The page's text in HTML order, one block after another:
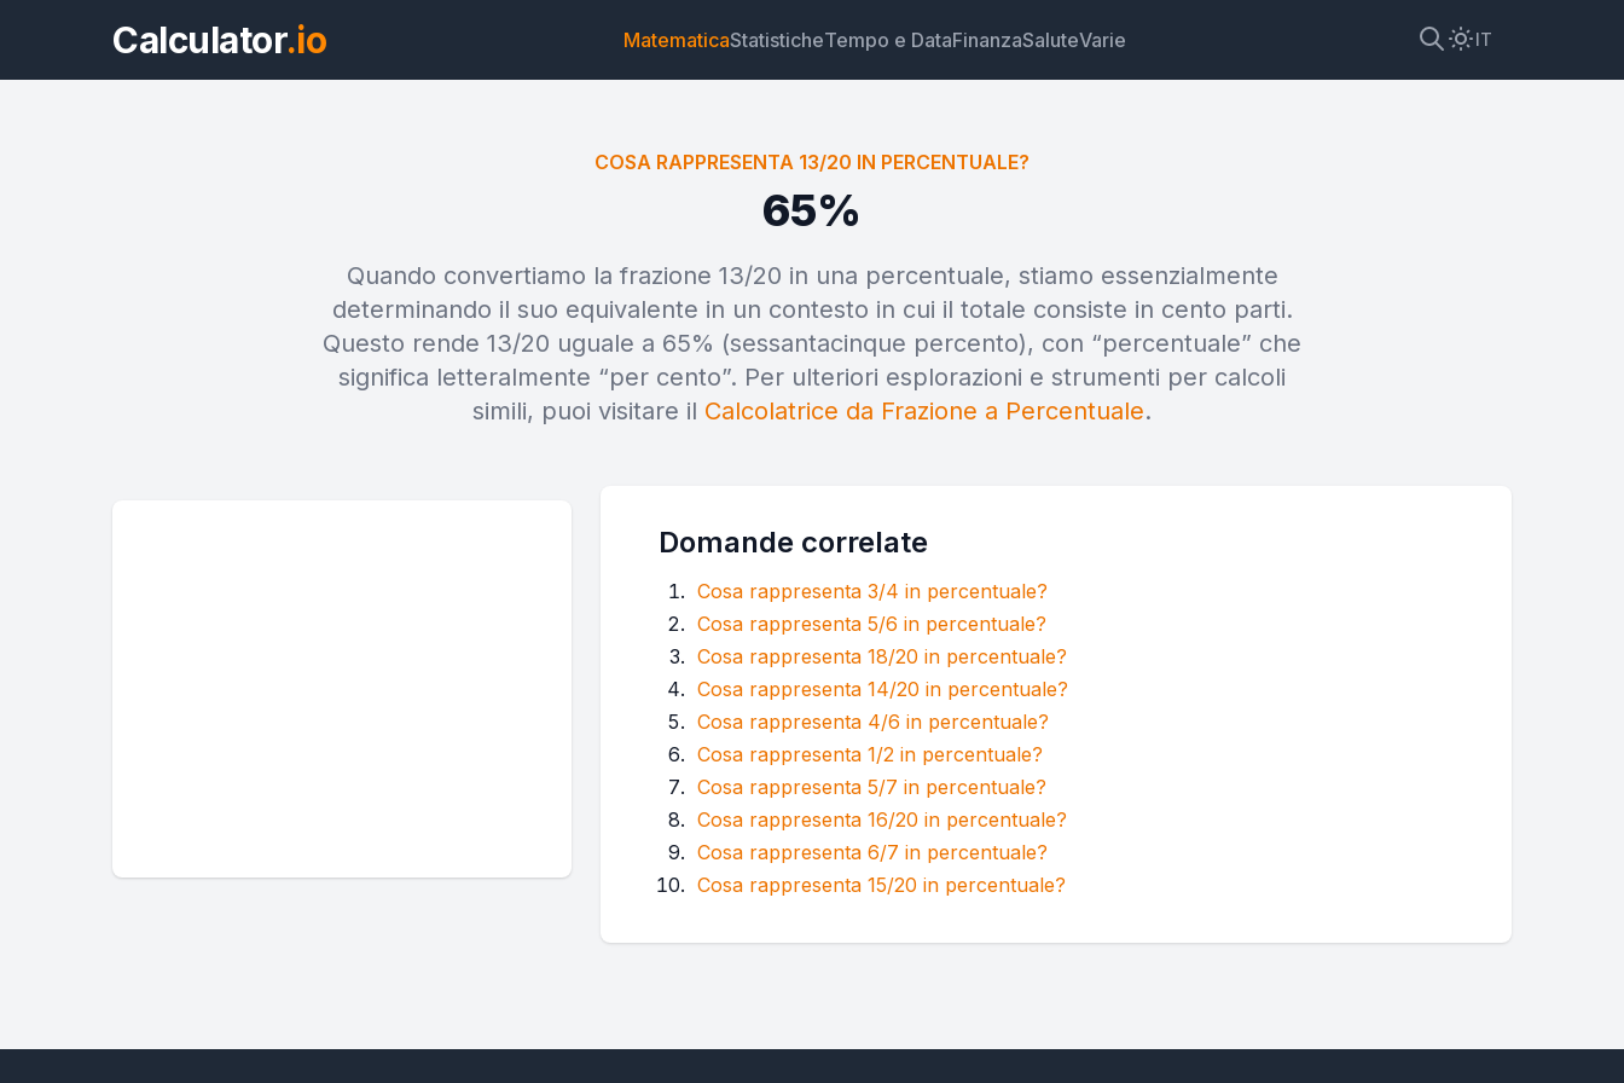
Calculator.io MatematicaStatisticheTempo e DataFinanzaSaluteVarie IT
Widget Link Testo HTML
Anteprima Cosa rappresenta 13/20 in percentuale? Widget
COSA RAPPRESENTA 13/20 IN PERCENTUALE?
65%
Quando convertiamo la frazione 13/20 in una percentuale, stiamo essenzialmente
determinando il suo equivalente in un contesto in cui il totale consiste in cento parti.
Questo rende 13/20 uguale a 65% (sessantacinque percento), con “percentuale” che
significa letteralmente “per cento”. Per ulteriori esplorazioni e strumenti per calcoli
simili, puoi visitare il Calcolatrice da Frazione a Percentuale.
Domande correlate
Cosa rappresenta 3/4 in percentuale?
Cosa rappresenta 5/6 in percentuale?
Cosa rappresenta 18/20 in percentuale?
Cosa rappresenta 14/20 in percentuale?
Cosa rappresenta 4/6 in percentuale?
Cosa rappresenta 1/2 in percentuale?
Cosa rappresenta 5/7 in percentuale?
Cosa rappresenta 16/20 in percentuale?
Cosa rappresenta 6/7 in percentuale?
Cosa rappresenta 15/20 in percentuale?